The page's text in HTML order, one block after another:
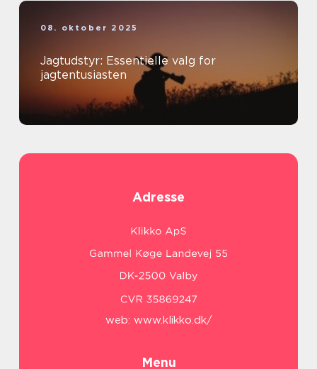
08. oktober 2025
Jagtudstyr: Essentielle valg for
jagtentusiasten
Adresse
web: www.klikko.dk/
Menu